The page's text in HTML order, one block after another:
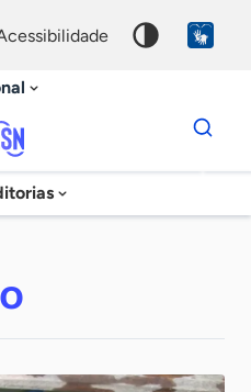
acessibilidade
Dados
para
chave